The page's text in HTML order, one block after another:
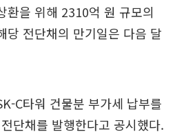
환을 위해 2310억 원 규모의
당 전단채의 만기일은 다음 달
C타워 건물분 부가세 납부를
단채를 발행한다고 공시했다.